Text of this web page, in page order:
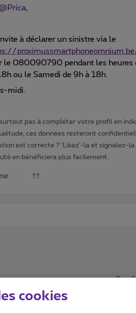
,
à déclarer un sinistre via le
le 080090790 pendant les heures
ou le Samedi de 9h à 18h.
midi.
pas à compléter votre profil en
ces données resteront
est correcte ? ‘Likez’-la et signalez-la
en bénéficiera plus facilement.
cookies